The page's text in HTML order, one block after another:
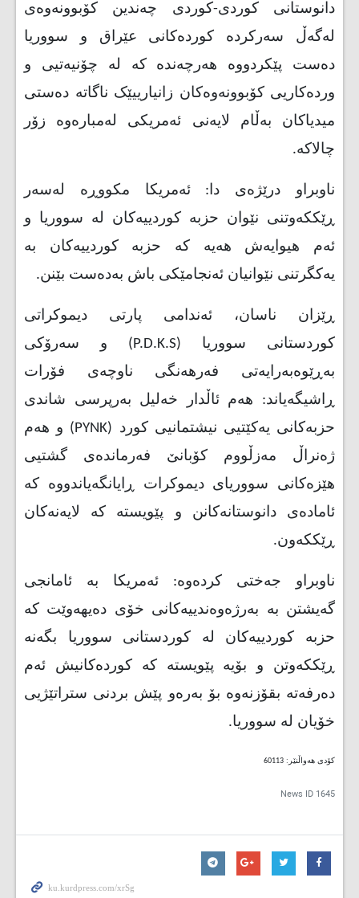
دانوستانی کوردی-کوردی چەندین کۆبوونەوەی
لەگەڵ سەرکردە کوردەکانی عێراق و سووریا
دەست پێکردووە هەرچەندە کە لە چۆنیەتیی و
وردەکاریی کۆبوونەوەکان زانیارییێک ناگاتە دەستی
میدیاکان بەڵام لایەنی ئەمریکی لەمبارەوە زۆر
چالاکە.
ناوبراو درێژەی دا: ئەمریکا مکووڕە لەسەر
ڕێککەوتنی نێوان حزبە کوردییەکان لە سووریا و
ئەم هیوایەش هەیە کە حزبە کوردییەکان بە
یەکگرتنی نێوانیان ئەنجامێکی باش بەدەست بێنن.
ڕێزان ناسان، ئەندامی پارتی دیموکراتی
کوردستانی سووریا (P.D.K.S) و سەرۆکی
بەڕێوەبەرایەتی فەرهەنگی ناوچەی فۆرات
ڕاشیگەیاند: هەم ئاڵدار خەلیل بەرپرسی شاندی
حزبەکانی یەکێتیی نیشتمانیی کورد (PYNK) و هەم
ژەنراڵ مەزڵووم کۆبانێ فەرماندەی گشتیی
هێزەکانی سووریای دیموکرات ڕایانگەیاندووە کە
ئامادەی دانوستانەکانن و پێویستە کە لایەنەکان
ڕێککەون.
ناوبراو جەختی کردەوە: ئەمریکا بە ئامانجی
گەیشتن بە بەرژەوەندییەکانی خۆی دەیهەوێت کە
حزبە کوردییەکان لە کوردستانی سووریا بگەنە
ڕێککەوتن و بۆیە پێویستە کە کوردەکانیش ئەم
دەرفەتە بقۆزنەوە بۆ بەرەو پێش بردنی ستراتێژیی
خۆیان لە سووریا.
کۆدی هەواڵنێر: 60113
News ID 1645